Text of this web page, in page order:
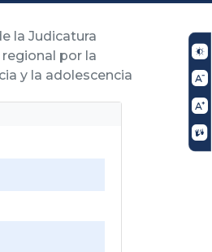
la Judicatura
por la
y la adolescencia